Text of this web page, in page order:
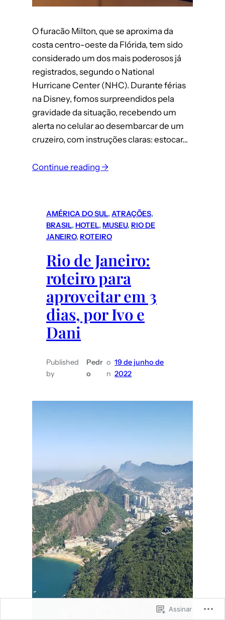
O furacão Milton, que se aproxima da
costa centro-oeste da Flórida, tem sido
considerado um dos mais poderosos já
registrados, segundo o National
Hurricane Center (NHC). Durante férias
na Disney, fomos surpreendidos pela
gravidade da situação, recebendo um
alerta no celular ao desembarcar de um
cruzeiro, com instruções claras: estocar…
Continue reading →:
potencial
para
a
Florida:
o
relato
de
estão
AMÉRICA DO SUL, ATRAÇÕES
BRASIL, HOTEL, MUSEU, RIO DE
JANEIRO, ROTEIRO
Rio de Janeiro:
roteiro para
aproveitar em 3
dias, por Ivo e
Dani
Published
by
Pedr
o
o
n
19 de junho de
2022
Assinar